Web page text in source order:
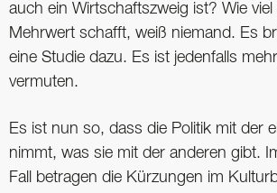
auch ein Wirtschaftszweig ist? Wie
Mehrwert schafft, weiß niemand. Es
eine Studie dazu. Es ist jedenfalls
vermuten.
Es ist nun so, dass die Politik mit der
nimmt, was sie mit der anderen gibt.
Fall betragen die Kürzungen im